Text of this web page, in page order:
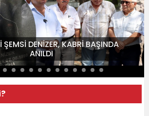
ŞEMSİ DENİZER, KABRİ BAŞINDA
ANILDI